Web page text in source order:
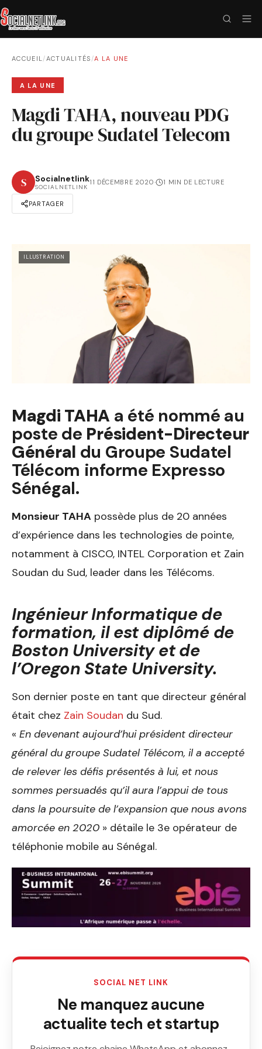
ACCUEIL/ACTUALITÉS /A LA UNE
A LA UNE
Magdi TAHA, nouveau PDG
du groupe Sudatel Telecom
S Socialnetlink
SOCIALNETLINK
11 DÉCEMBRE 2020· 1 MIN DE LECTURE
PARTAGER
ILLUSTRATION
Magdi TAHA a été nommé au
poste de Président-Directeur
Général du Groupe Sudatel
Télécom informe Expresso
Sénégal.
Monsieur TAHA possède plus de 20 années
d’expérience dans les technologies de pointe,
notamment à CISCO, INTEL Corporation et Zain
Soudan du Sud, leader dans les Télécoms.
Ingénieur Informatique de
formation, il est diplômé de
Boston University et de
l’Oregon State University.
Son dernier poste en tant que directeur général
était chez Zain Soudan du Sud.
« En devenant aujourd’hui président directeur
général du groupe Sudatel Télécom, il a accepté
de relever les défis présentés à lui, et nous
sommes persuadés qu’il aura l’appui de tous
dans la poursuite de l’expansion que nous avons
amorcée en 2020 » détaile le 3e opérateur de
téléphonie mobile au Sénégal.
SOCIAL NET LINK
Ne manquez aucune
actualite tech et startup